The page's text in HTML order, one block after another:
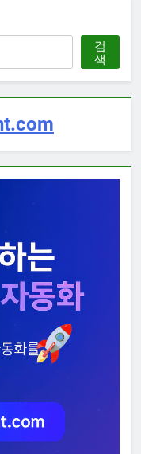
검
색